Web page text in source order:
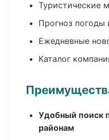
Туристические
Прогноз погоды
Ежедневные
Каталог
Удобный поиск
районам